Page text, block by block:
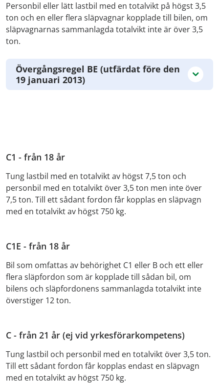
Personbil eller lätt lastbil med en totalvikt på högst 3,5
ton och en eller flera släpvagnar kopplade till bilen, om
släpvagnarnas sammanlagda totalvikt inte är över 3,5
ton.
Övergångsregel BE (utfärdat före den
19 januari 2013)
C1 - från 18 år
Tung lastbil med en totalvikt av högst 7,5 ton och
personbil med en totalvikt över 3,5 ton men inte över
7,5 ton. Till ett sådant fordon får kopplas en släpvagn
med en totalvikt av högst 750 kg.
C1E - från 18 år
Bil som omfattas av behörighet C1 eller B och ett eller
flera släpfordon som är kopplade till sådan bil, om
bilens och släpfordonens sammanlagda totalvikt inte
överstiger 12 ton.
C - från 21 år (ej vid yrkesförarkompetens)
Tung lastbil och personbil med en totalvikt över 3,5 ton.
Till ett sådant fordon får kopplas endast en släpvagn
med en totalvikt av högst 750 kg.